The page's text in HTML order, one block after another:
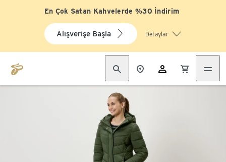
En Çok Satan Kahvelerde %30 İndirim
Alışverişe Başla Detaylar